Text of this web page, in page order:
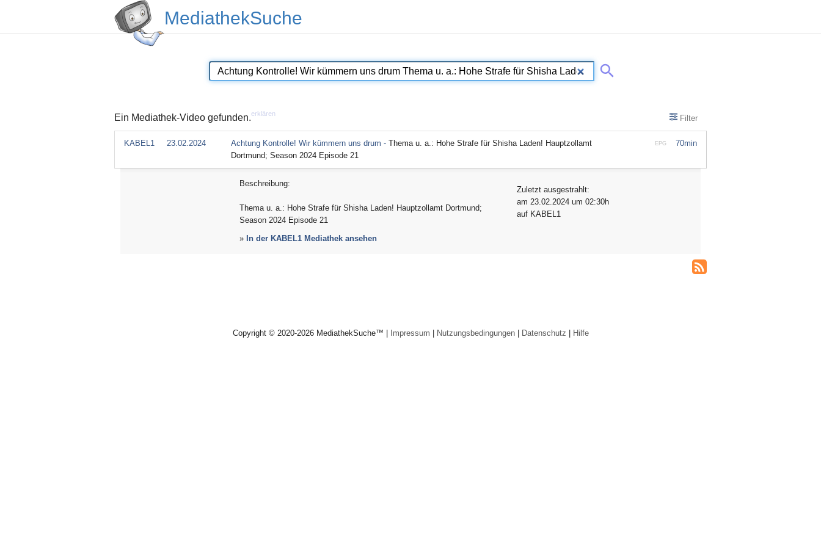
MediathekSuche
Ein Mediathek-Video gefunden.erklären Filter
70min
EPG
KABEL1 23.02.2024 Achtung Kontrolle! Wir kümmern uns drum - Thema u. a.: Hohe Strafe für Shisha Laden! Hauptzollamt
Dortmund; Season 2024 Episode 21
Beschreibung:
Thema u. a.: Hohe Strafe für Shisha Laden! Hauptzollamt Dortmund;
Season 2024 Episode 21
» In der KABEL1 Mediathek ansehen
Zuletzt ausgestrahlt:
am 23.02.2024 um 02:30h
auf KABEL1
Copyright © 2020-2026 MediathekSuche™ | Impressum | Nutzungsbedingungen| Datenschutz | Hilfe